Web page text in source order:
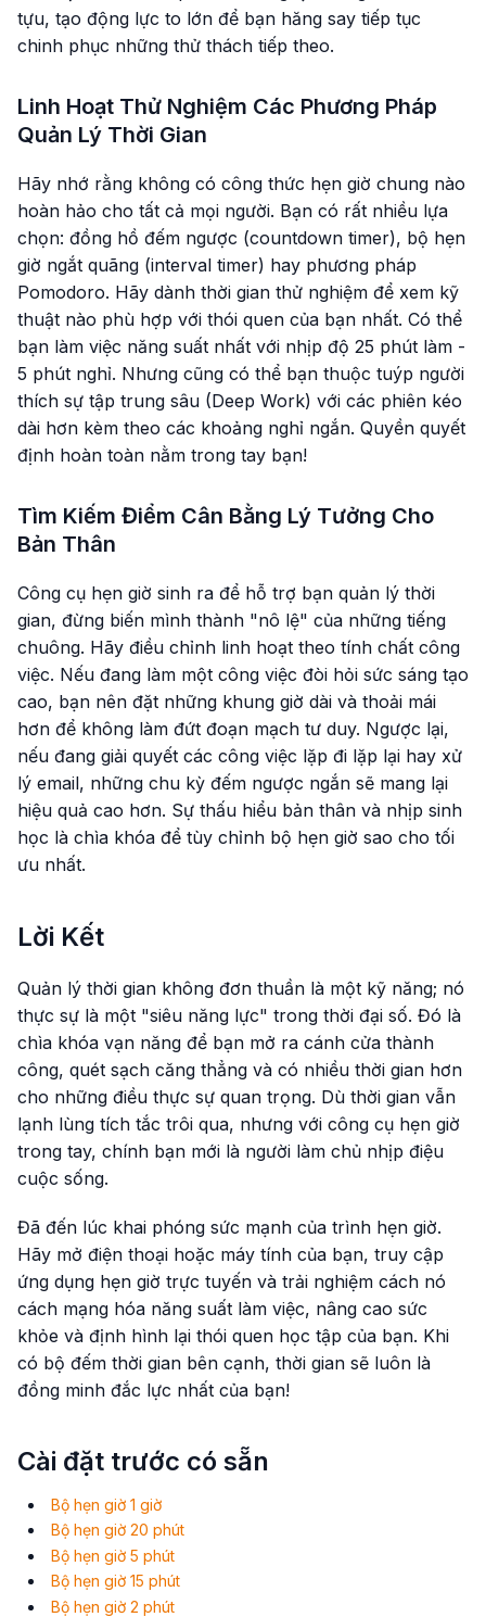
tựu, tạo động lực to lớn để bạn hăng say tiếp tục
chinh phục những thử thách tiếp theo.
Linh Hoạt Thử Nghiệm Các Phương Pháp
Quản Lý Thời Gian
Hãy nhớ rằng không có công thức hẹn giờ chung nào
hoàn hảo cho tất cả mọi người. Bạn có rất nhiều lựa
chọn: đồng hồ đếm ngược (countdown timer), bộ hẹn
giờ ngắt quãng (interval timer) hay phương pháp
Pomodoro. Hãy dành thời gian thử nghiệm để xem kỹ
thuật nào phù hợp với thói quen của bạn nhất. Có thể
bạn làm việc năng suất nhất với nhịp độ 25 phút làm -
5 phút nghỉ. Nhưng cũng có thể bạn thuộc tuýp người
thích sự tập trung sâu (Deep Work) với các phiên kéo
dài hơn kèm theo các khoảng nghỉ ngắn. Quyền quyết
định hoàn toàn nằm trong tay bạn!
Tìm Kiếm Điểm Cân Bằng Lý Tưởng Cho
Bản Thân
Công cụ hẹn giờ sinh ra để hỗ trợ bạn quản lý thời
gian, đừng biến mình thành "nô lệ" của những tiếng
chuông. Hãy điều chỉnh linh hoạt theo tính chất công
việc. Nếu đang làm một công việc đòi hỏi sức sáng tạo
cao, bạn nên đặt những khung giờ dài và thoải mái
hơn để không làm đứt đoạn mạch tư duy. Ngược lại,
nếu đang giải quyết các công việc lặp đi lặp lại hay xử
lý email, những chu kỳ đếm ngược ngắn sẽ mang lại
hiệu quả cao hơn. Sự thấu hiểu bản thân và nhịp sinh
học là chìa khóa để tùy chỉnh bộ hẹn giờ sao cho tối
ưu nhất.
Lời Kết
Quản lý thời gian không đơn thuần là một kỹ năng; nó
thực sự là một "siêu năng lực" trong thời đại số. Đó là
chìa khóa vạn năng để bạn mở ra cánh cửa thành
công, quét sạch căng thẳng và có nhiều thời gian hơn
cho những điều thực sự quan trọng. Dù thời gian vẫn
lạnh lùng tích tắc trôi qua, nhưng với công cụ hẹn giờ
trong tay, chính bạn mới là người làm chủ nhịp điệu
cuộc sống.
Đã đến lúc khai phóng sức mạnh của trình hẹn giờ.
Hãy mở điện thoại hoặc máy tính của bạn, truy cập
ứng dụng hẹn giờ trực tuyến và trải nghiệm cách nó
cách mạng hóa năng suất làm việc, nâng cao sức
khỏe và định hình lại thói quen học tập của bạn. Khi
có bộ đếm thời gian bên cạnh, thời gian sẽ luôn là
đồng minh đắc lực nhất của bạn!
Cài đặt trước có sẵn
Bộ hẹn giờ 1 giờ
Bộ hẹn giờ 20 phút
Bộ hẹn giờ 5 phút
Bộ hẹn giờ 15 phút
Bộ hẹn giờ 2 phút